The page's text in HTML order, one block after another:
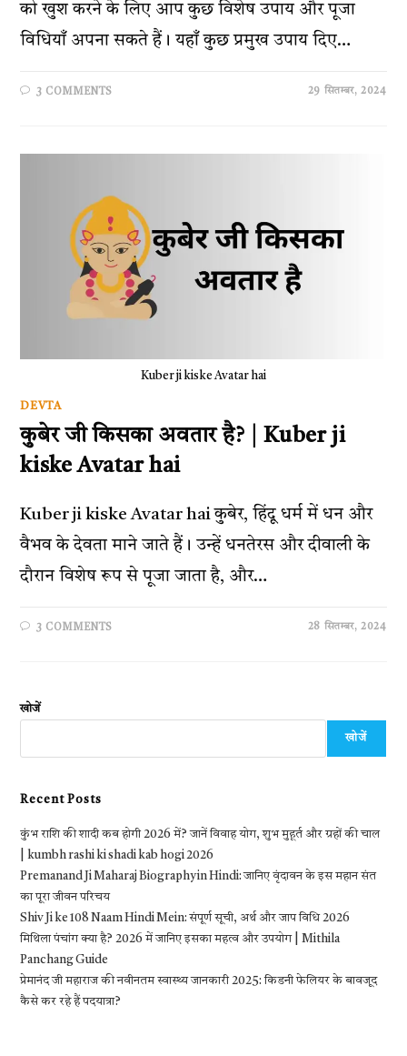
को खुश करने के लिए आप कुछ विशेष उपाय और पूजा
विधियाँ अपना सकते हैं। यहाँ कुछ प्रमुख उपाय दिए…
3 COMMENTS 29 सितम्बर, 2024
Kuber ji kiske Avatar hai
DEVTA
कुबेर जी किसका अवतार है? | Kuber ji
kiske Avatar hai
Kuber ji kiske Avatar hai कुबेर, हिंदू धर्म में धन और
वैभव के देवता माने जाते हैं। उन्हें धनतेरस और दीवाली के
दौरान विशेष रूप से पूजा जाता है, और…
3 COMMENTS 28 सितम्बर, 2024
खोजें
खोजें
Recent Posts
कुंभ राशि की शादी कब होगी 2026 में? जानें विवाह योग, शुभ मुहूर्त और ग्रहों की चाल
| kumbh rashi ki shadi kab hogi 2026
Premanand Ji Maharaj Biography in Hindi: जानिए वृंदावन के इस महान संत
का पूरा जीवन परिचय
Shiv Ji ke 108 Naam Hindi Mein: संपूर्ण सूची, अर्थ और जाप विधि 2026
मिथिला पंचांग क्या है? 2026 में जानिए इसका महत्व और उपयोग | Mithila
Panchang Guide
प्रेमानंद जी महाराज की नवीनतम स्वास्थ्य जानकारी 2025: किडनी फेलियर के बावजूद
कैसे कर रहे हैं पदयात्रा?